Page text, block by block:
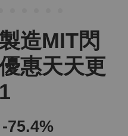
造MIT閃
惠天天更
-75.4%